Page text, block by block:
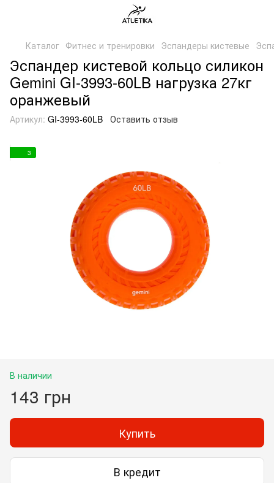
Каталог Фитнес и тренировки Эспандеры кистевые
Эспандер кистевой кольцо силикон
Gemini GI-3993-60LB нагрузка 27кг
оранжевый
Артикул: GI-3993-60LB Оставить отзыв
3
В наличии
143 грн
Купить
В кредит